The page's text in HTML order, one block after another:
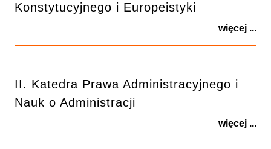
Konstytucyjnego i Europeistyki
więcej ...
II. Katedra Prawa Administracyjnego i
Nauk o Administracji
więcej ...